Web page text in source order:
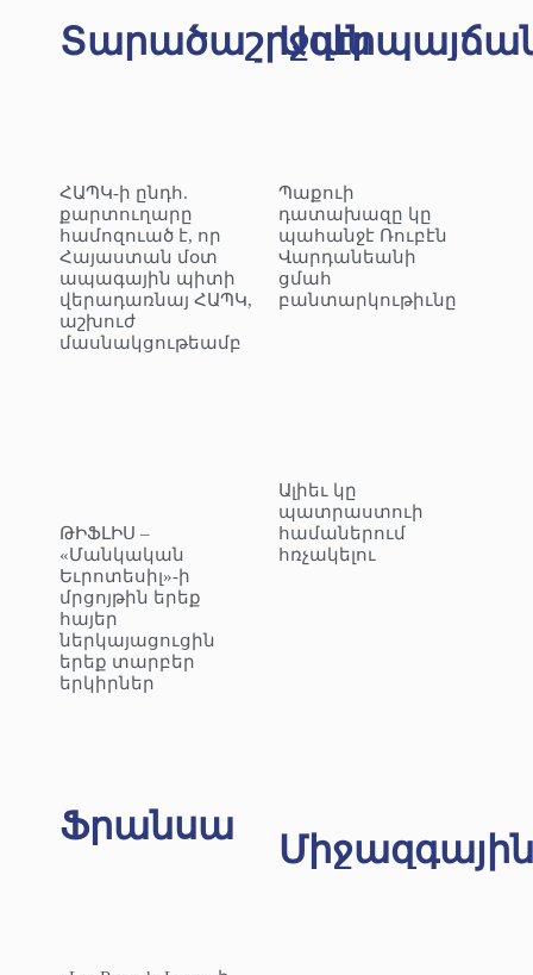
Տարածաշրջան
ՀԱՊԿ-ի ընդհ.
քարտուղարը
համոզուած է, որ
Հայաստան մօտ
ապագային պիտի
վերադառնայ ՀԱՊԿ,
աշխուժ
մասնակցութեամբ
ԹԻՖԼԻՍ –
«Մանկական
Եւրոտեսիլ»-ի
մրցոյթին երեք
հայեր
ներկայացուցին
երեք տարբեր
երկիրներ
Պաքուի
դատախազը կը
պահանջէ Ռուբէն
Վարդանեանի
ցմահ
բանտարկութիւնը
Ալիեւ կը
պատրաստուի
համաներում
հռչակելու
Ֆրանսա
Միջազգային